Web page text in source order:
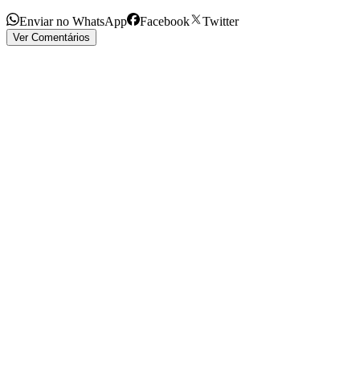
Enviar no WhatsApp Facebook Twitter
Ver Comentários